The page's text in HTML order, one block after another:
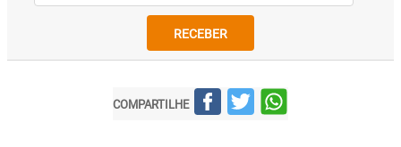
RECEBER
COMPARTILHE